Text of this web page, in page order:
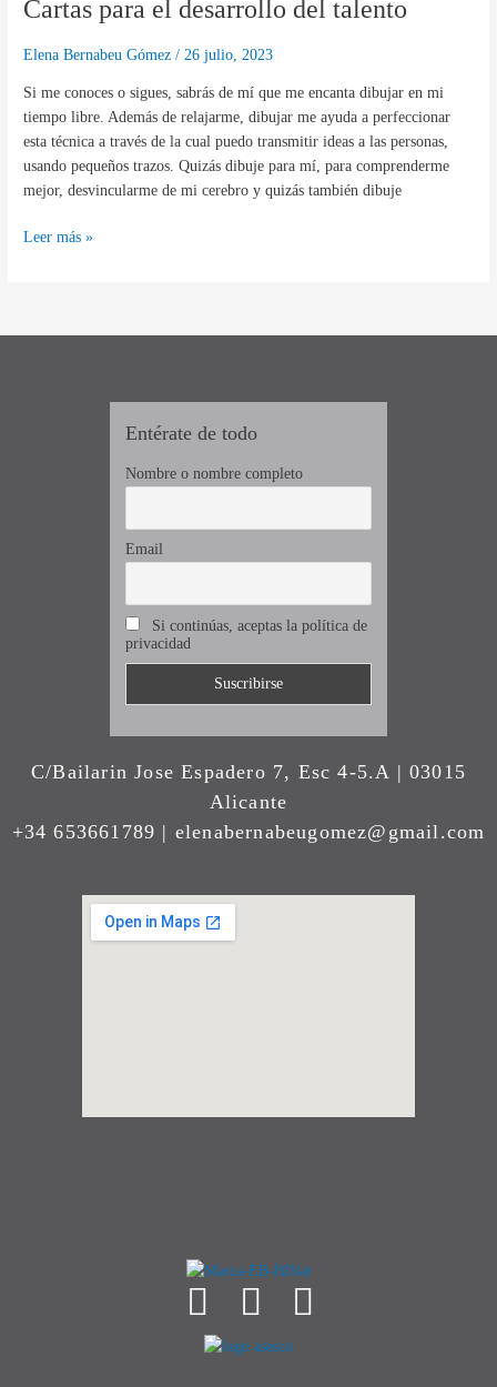
Cartas para el desarrollo del talento
Elena Bernabeu Gómez/ 26 julio, 2023
Si me conoces o sigues, sabrás de mí que me encanta dibujar en mi
tiempo libre. Además de relajarme, dibujar me ayuda a perfeccionar
esta técnica a través de la cual puedo transmitir ideas a las personas,
usando pequeños trazos. Quizás dibuje para mí, para comprenderme
mejor, desvincularme de mi cerebro y quizás también dibuje
el
del
Leer más »
Entérate de todo
Nombre o nombre completo
Email
Si continúas, aceptas la política de
privacidad
C/Bailarin Jose Espadero 7, Esc 4-5.A | 03015
Alicante
+34 653661789 | elenabernabeugomez@gmail.com